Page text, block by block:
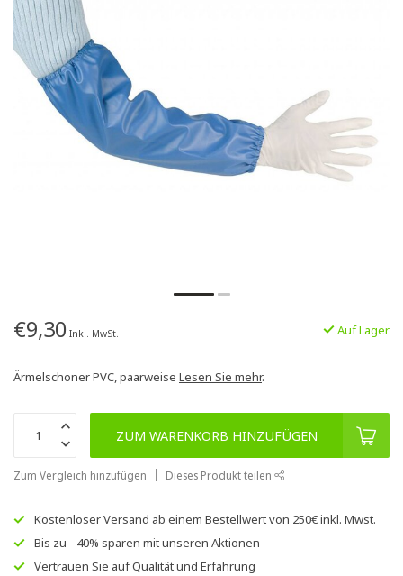
€9,30 Inkl. MwSt. Auf Lager
Ärmelschoner PVC, paarweise Lesen Sie mehr.
ZUM WARENKORB HINZUFÜGEN
Zum Vergleich hinzufügen Dieses Produkt teilen
Kostenloser Versand ab einem Bestellwert von 250€inkl. Mwst.
Bis zu - 40% sparen mit unseren Aktionen
Vertrauen Sie aufQualität und Erfahrung